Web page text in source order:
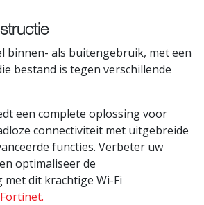
binnen- als buitengebruik, met een
bestand is tegen verschillende
een complete oplossing voor
connectiviteit met uitgebreide
functies. Verbeter uw
optimaliseer de
dit krachtige Wi-Fi
Fortinet.